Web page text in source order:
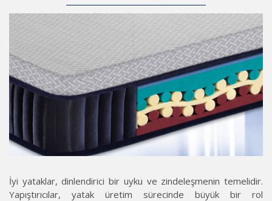
İyi yataklar, dinlendirici bir uyku ve zindeleşmenin temelidir.
Yapıştırıcılar, yatak üretim sürecinde büyük bir rol